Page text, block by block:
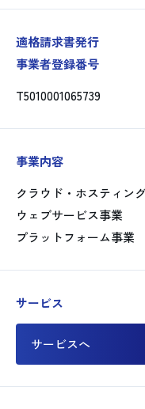
適格請求書発行
事業者登録番号
T5010001065739
事業内容
クラウド・ホスティン
ウェブサービス事業
プラットフォーム事業
サービス
サービスへ